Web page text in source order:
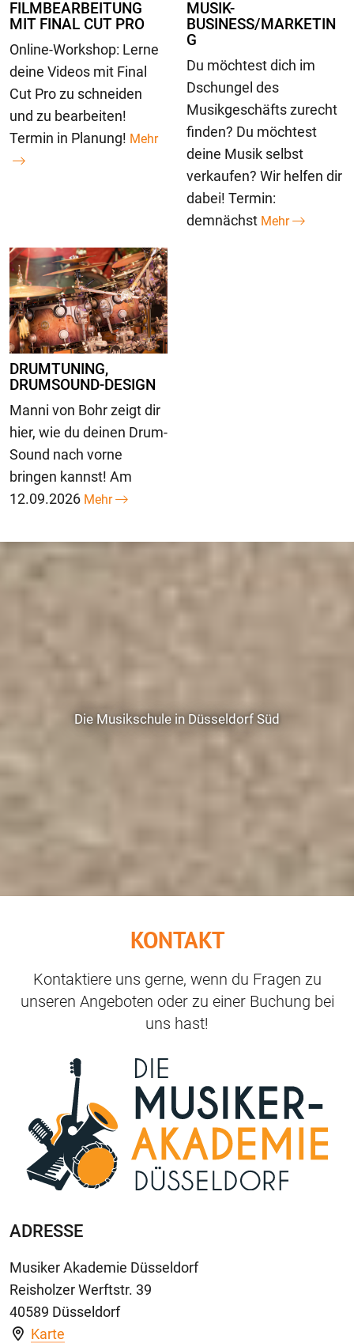
FILMBEARBEITUNG
MIT FINAL CUT PRO
Online-Workshop: Lerne
deine Videos mit Final
Cut Pro zu schneiden
und zu bearbeiten!
Termin in Planung! Mehr
MUSIK-
BUSINESS/MARKETIN
G
Du möchtest dich im
Dschungel des
Musikgeschäfts zurecht
finden? Du möchtest
deine Musik selbst
verkaufen? Wir helfen dir
dabei! Termin:
demnächst Mehr
DRUMTUNING,
DRUMSOUND-DESIGN
Manni von Bohr zeigt dir
hier, wie du deinen Drum-
Sound nach vorne
bringen kannst! Am
12.09.2026 Mehr
Die Musikschule in Düsseldorf Süd
KONTAKT
Kontaktiere uns gerne, wenn du Fragen zu
unseren Angeboten oder zu einer Buchung bei
uns hast!
ADRESSE
Musiker Akademie Düsseldorf
Reisholzer Werftstr. 39
40589 Düsseldorf
Karte